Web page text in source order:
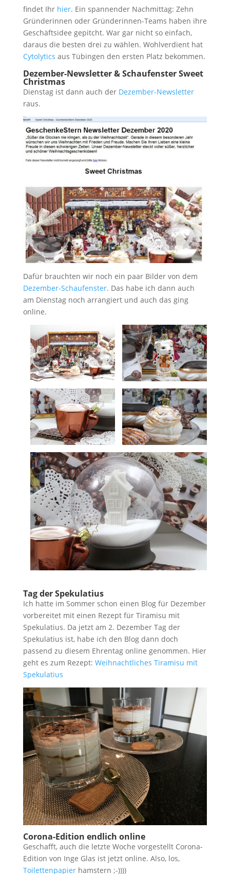
findet Ihr hier. Ein spannender Nachmittag: Zehn
Gründerinnen oder Gründerinnen-Teams haben ihre
Geschäftsidee gepitcht. War gar nicht so einfach,
daraus die besten drei zu wählen. Wohlverdient hat
Cytolytics aus Tübingen den ersten Platz bekommen.
Dezember-Newsletter & Schaufenster Sweet
Christmas
Dienstag ist dann auch der Dezember-Newsletter
raus.
Dafür brauchten wir noch ein paar Bilder von dem
Dezember-Schaufenster. Das habe ich dann auch
am Dienstag noch arrangiert und auch das ging
online.
Tag der Spekulatius
Ich hatte im Sommer schon einen Blog für Dezember
vorbereitet mit einen Rezept für Tiramisu mit
Spekulatius. Da jetzt am 2. Dezember Tag der
Spekulatius ist, habe ich den Blog dann doch
passend zu diesem Ehrentag online genommen. Hier
geht es zum Rezept: Weihnachtliches Tiramisu mit
Spekulatius
Corona-Edition endlich online
Geschafft, auch die letzte Woche vorgestellt Corona-
Edition von Inge Glas ist jetzt online. Also, los,
Toilettenpapierhamstern ;-))))